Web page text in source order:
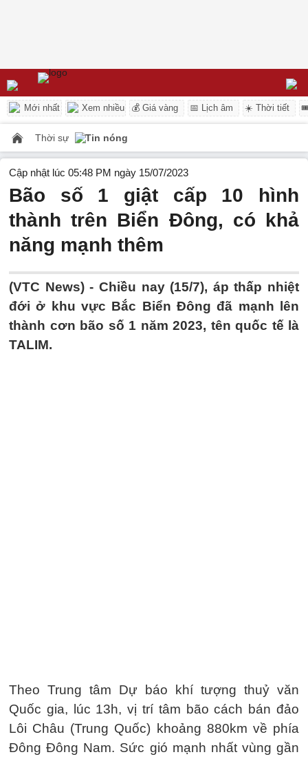
Mới nhất Xem nhiều 💰 Giá vàng 📅 Lịch âm ☀️ Thời tiết
Thời sự Tin nóng
Cập nhật lúc 05:48 PM ngày 15/07/2023
Bão số 1 giật cấp 10 hình
thành trên Biển Đông, có khả
năng mạnh thêm
(VTC News) - Chiều nay (15/7), áp thấp nhiệt
đới ở khu vực Bắc Biển Đông đã mạnh lên
thành cơn bão số 1 năm 2023, tên quốc tế là
TALIM.
Theo Trung tâm Dự báo khí tượng thuỷ văn
Quốc gia, lúc 13h, vị trí tâm bão cách bán đảo
Lôi Châu (Trung Quốc) khoảng 880km về phía
Đông Đông Nam. Sức gió mạnh nhất vùng gần